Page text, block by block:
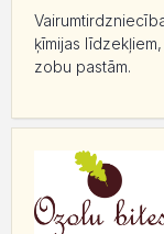
ķīmijas
zobu pastām.